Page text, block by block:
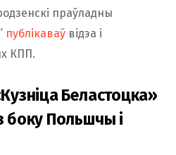
праўладны
публікаваў відэа і
КПП.
Беластоцка»
боку Польшчы і